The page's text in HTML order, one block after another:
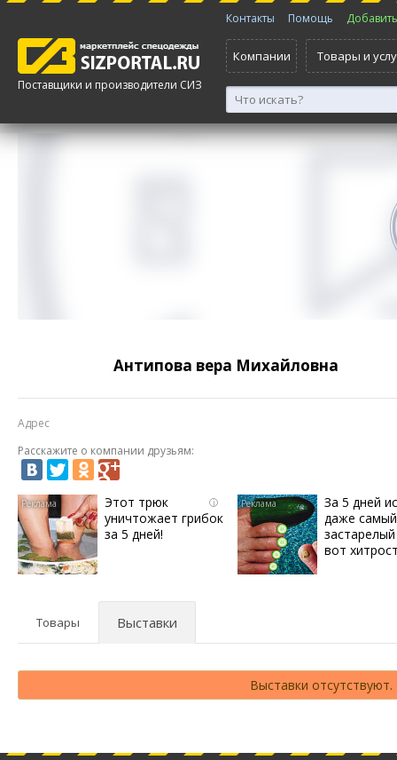
Поставщики и производители СИЗ
Контакты Помощь
Компании Товары и
Антипова вера Михайловна
Адрес
Расскажите о компании друзьям:
i
Этот трюк
уничтожает грибок
за 5 дней!
За 5 дней
даже самый
вот
Товары Выставки
Выставки отсутствуют.